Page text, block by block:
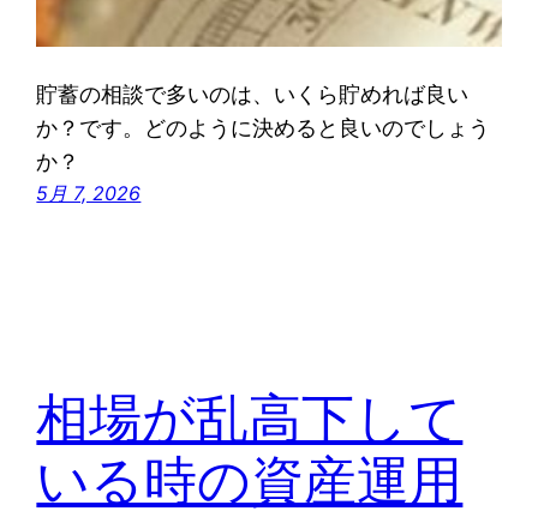
貯蓄の相談で多いのは、いくら貯めれば良い
か？です。どのように決めると良いのでしょう
か？
5月 7, 2026
相場が乱高下して
いる時の資産運用